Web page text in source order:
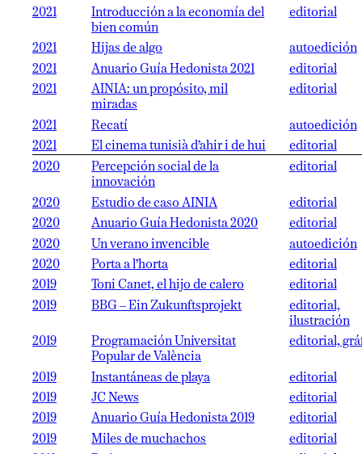
2021
Introducción a la economía del
bien común
editorial
2021 Hijas de algo
autoedición
2021
Anuario Guía Hedonista 2021
editorial
2021
AINIA: un propósito, mil
miradas
editorial
2021 Recatí
autoedición
2021
El cinema tunisià d’ahir i de hui
editorial
2020
Percepción social de la
innovación
editorial
2020 Estudio de caso AINIA
editorial
2020
Anuario Guía Hedonista 2020
editorial
2020
Un verano invencible
autoedición
2020
Porta a l’horta
editorial
2019
Toni Canet, el hijo de calero
editorial
2019
BBG – Ein Zukunftsprojekt
editorial,
ilustración
2019
Programación Universitat
Popular de València
editorial,
2019 Instantáneas de playa
editorial
2019
JC News
editorial
2019
Anuario Guía Hedonista 2019
editorial
2019
Miles de muchachos
editorial